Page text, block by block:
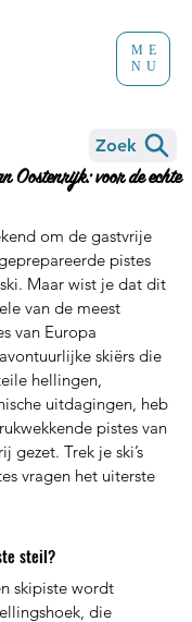
ME
NU
Oostenrijk: voor de echte
om de gastvrije
pistes
Maar wist je dat dit
van de meest
van Europa
skiërs die
hellingen,
uitdagingen, heb
pistes van
gezet. Trek je ski’s
vragen het uiterste
steil?
skipiste wordt
die
Zoek